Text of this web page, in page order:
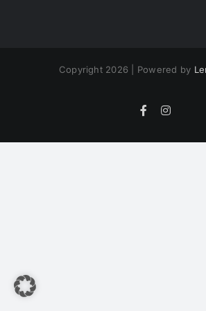
Copyright 2026 | Powered by
Facebook